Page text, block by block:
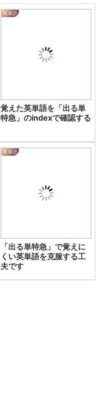
英単語
覚えた英単語を「出る単
特急」のindexで確認する
英単語
「出る単特急」で覚えに
くい英単語を克服する工
夫です